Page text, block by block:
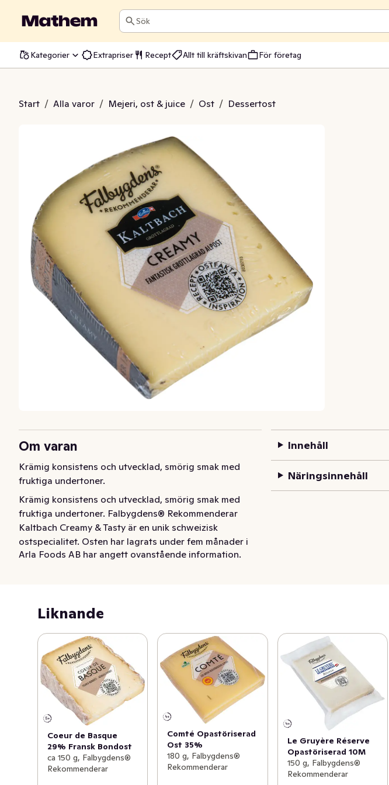
Sök
Kategorier Extrapriser Recept Allt till kräftskivan För företag
Start / Alla varor / Mejeri, ost & juice / Ost / Dessertost
Creamy
Om varan
Krämig konsistens och utvecklad, smörig smak med
fruktiga undertoner.
Krämig konsistens och utvecklad, smörig smak med
fruktiga undertoner. Falbygdens® Rekommenderar
Kaltbach Creamy & Tasty är en unik schweizisk
ostspecialitet. Osten har lagrats under fem månader i
Kaltbachgrottan, en naturlig sandstensgrotta i centrala
av högsta kvalitet får lagras här. Under grottmästarens
och den karaktäristiskt mörka ytan. Färdiglagrad bjuder
denna halvhårda ost på en förvånansvärt stor smak.
Kaltbach Creamy & Tasty är perfekt att njuta av på
ostbrickan.
Arla Foods AB har angett ovanstående information.
Innehåll
Näringsinnehåll
Liknande
Coeur de Basque
29% Fransk Bondost
ca 150 g, Falbygdens®
Rekommenderar
Comté Opastöriserad
Ost 35%
180 g, Falbygdens®
Rekommenderar
Le Gruyère Réserve
Opastöriserad 10M
150 g, Falbygdens®
Rekommenderar